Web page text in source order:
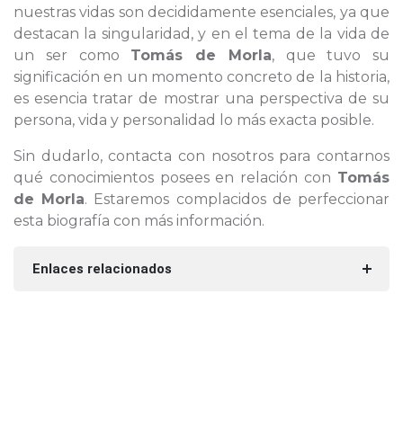
nuestras vidas son decididamente esenciales, ya que
destacan la singularidad, y en el tema de la vida de
un ser como Tomás de Morla, que tuvo su
significación en un momento concreto de la historia,
es esencia tratar de mostrar una perspectiva de su
persona, vida y personalidad lo más exacta posible.
Sin dudarlo, contacta con nosotros para contarnos
qué conocimientos posees en relación con Tomás
de Morla. Estaremos complacidos de perfeccionar
esta biografía con más información.
Enlaces relacionados